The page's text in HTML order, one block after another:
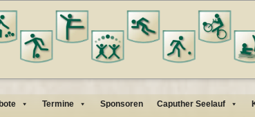
Termine Sponsoren Caputher Seelauf